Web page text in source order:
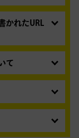
代金受取方法を
に限り、本人確
お支払い）」
払いをもって
ただきますの
ざいません。
い場合は、
を確認して承
い場合は、買
断いたしまし
かれたURL
ーチャーフォ
マートフォン
て
された住所の
が記載された
様名義の銀行
合わせくださ
人様のご要望